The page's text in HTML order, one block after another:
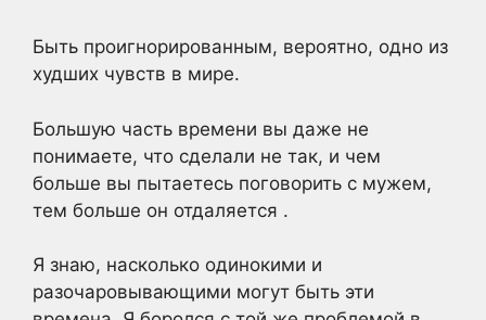
Быть проигнорированным, вероятно, одно из
худших чувств в мире.
Большую часть времени вы даже не
понимаете, что сделали не так, и чем
больше вы пытаетесь поговорить с мужем,
тем больше он отдаляется .
Я знаю, насколько одинокими и
разочаровывающими могут быть эти